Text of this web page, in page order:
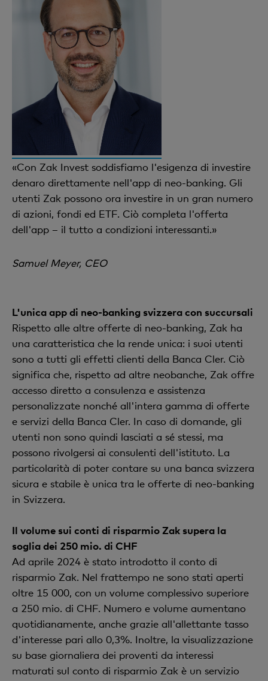
«Con Zak Invest soddisfiamo l'esigenza di investire
denaro direttamente nell'app di neo-banking. Gli
utenti Zak possono ora investire in un gran numero
di azioni, fondi ed ETF. Ciò completa l'offerta
dell'app – il tutto a condizioni interessanti.»
Samuel Meyer, CEO
L'unica app di neo-banking svizzera con succursali
Rispetto alle altre offerte di neo-banking, Zak ha
una caratteristica che la rende unica: i suoi utenti
sono a tutti gli effetti clienti della Banca Cler. Ciò
significa che, rispetto ad altre neobanche, Zak offre
accesso diretto a consulenza e assistenza
personalizzate nonché all'intera gamma di offerte
e servizi della Banca Cler. In caso di domande, gli
utenti non sono quindi lasciati a sé stessi, ma
possono rivolgersi ai consulenti dell'istituto. La
particolarità di poter contare su una banca svizzera
sicura e stabile è unica tra le offerte di neo-banking
in Svizzera.
Il volume sui conti di risparmio Zak supera la
soglia dei 250 mio. di CHF
Ad aprile 2024 è stato introdotto il conto di
risparmio Zak. Nel frattempo ne sono stati aperti
oltre 15 000, con un volume complessivo superiore
a 250 mio. di CHF. Numero e volume aumentano
quotidianamente, anche grazie all'allettante tasso
d'interesse pari allo 0,3%. Inoltre, la visualizzazione
su base giornaliera dei proventi da interessi
maturati sul conto di risparmio Zak è un servizio